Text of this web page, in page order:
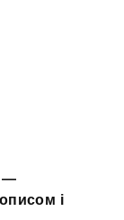
—
і